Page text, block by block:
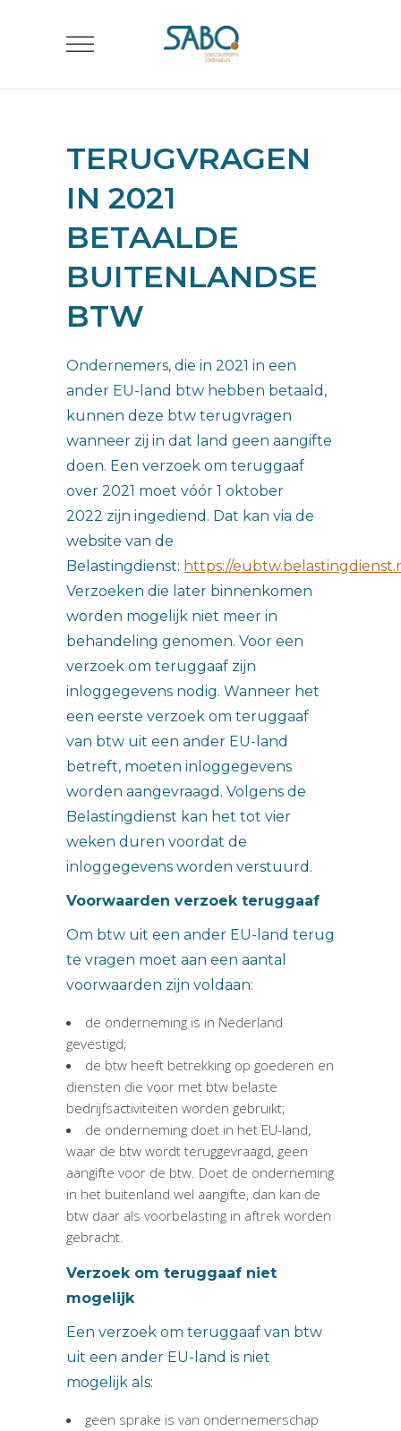
TERUGVRAGEN
IN 2021
BETAALDE
BUITENLANDSE
BTW
Ondernemers, die in 2021 in een
ander EU-land btw hebben betaald,
kunnen deze btw terugvragen
wanneer zij in dat land geen aangifte
doen. Een verzoek om teruggaaf
over 2021 moet vóór 1 oktober
2022 zijn ingediend. Dat kan via de
website van de
Belastingdienst: https://
Verzoeken die later binnenkomen
worden mogelijk niet meer in
behandeling genomen. Voor een
verzoek om teruggaaf zijn
inloggegevens nodig. Wanneer het
een eerste verzoek om teruggaaf
van btw uit een ander EU-land
betreft, moeten inloggegevens
worden aangevraagd. Volgens de
Belastingdienst kan het tot vier
weken duren voordat de
inloggegevens worden verstuurd.
Voorwaarden verzoek teruggaaf
Om btw uit een ander EU-land terug
te vragen moet aan een aantal
voorwaarden zijn voldaan:
de onderneming is in Nederland
gevestigd;
de btw heeft betrekking op goederen en
diensten die voor met btw belaste
bedrijfsactiviteiten worden gebruikt;
de onderneming doet in het EU-land,
waar de btw wordt teruggevraagd, geen
aangifte voor de btw. Doet de onderneming
in het buitenland wel aangifte, dan kan de
btw daar als voorbelasting in aftrek worden
gebracht.
Verzoek om teruggaaf niet
mogelijk
Een verzoek om teruggaaf van btw
uit een ander EU-land is niet
mogelijk als:
geen sprake is van ondernemerschap